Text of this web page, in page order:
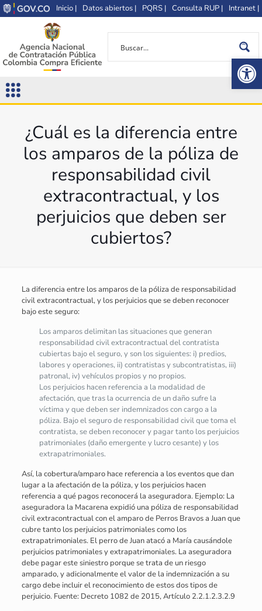
Inicio | Datos abiertos | PQRS | Consulta RUP | Intranet |
¿Cuál es la diferencia entre
los amparos de la póliza de
responsabilidad civil
extracontractual, y los
perjuicios que deben ser
cubiertos?
La diferencia entre los amparos de la póliza de responsabilidad
civil extracontractual, y los perjuicios que se deben reconocer
bajo este seguro:
Los amparos delimitan las situaciones que generan
responsabilidad civil extracontractual del contratista
cubiertas bajo el seguro, y son los siguientes: i) predios,
labores y operaciones, ii) contratistas y subcontratistas, iii)
patronal, iv) vehículos propios y no propios.
Los perjuicios hacen referencia a la modalidad de
afectación, que tras la ocurrencia de un daño sufre la
víctima y que deben ser indemnizados con cargo a la
póliza. Bajo el seguro de responsabilidad civil que toma el
contratista, se deben reconocer y pagar tanto los perjuicios
patrimoniales (daño emergente y lucro cesante) y los
extrapatrimoniales.
Así, la cobertura/amparo hace referencia a los eventos que dan
lugar a la afectación de la póliza, y los perjuicios hacen
referencia a qué pagos reconocerá la aseguradora. Ejemplo: La
aseguradora la Macarena expidió una póliza de responsabilidad
civil extracontractual con el amparo de Perros Bravos a Juan que
cubre tanto los perjuicios patrimoniales como los
extrapatrimoniales. El perro de Juan atacó a María causándole
perjuicios patrimoniales y extrapatrimoniales. La aseguradora
debe pagar este siniestro porque se trata de un riesgo
amparado, y adicionalmente el valor de la indemnización a su
cargo debe incluir el reconocimiento de estos dos tipos de
perjuicio. Fuente: Decreto 1082 de 2015, Artículo 2.2.1.2.3.2.9